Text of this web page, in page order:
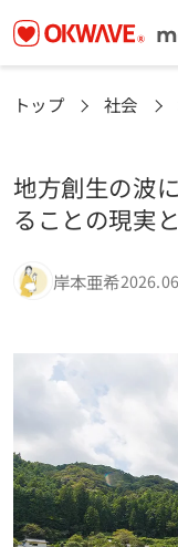
トップ 社会
地方創生の波
ることの現実
岸本亜希